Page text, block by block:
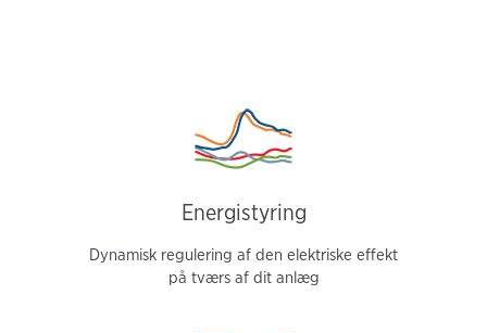
Energistyring
Dynamisk regulering af den elektriske effekt
på tværs af dit anlæg